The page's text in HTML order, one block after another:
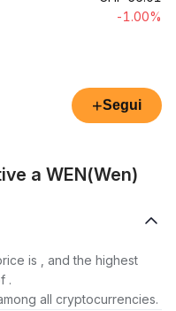
-1.00%
+Segui
a WEN(Wen)
is , and the highest
.
all cryptocurrencies.